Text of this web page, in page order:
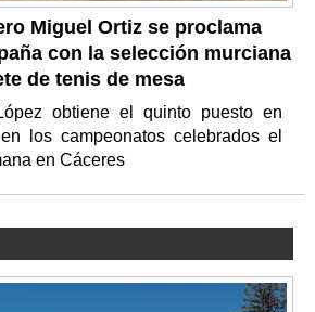
Miguel Ortiz se proclama
con la selección murciana
de tenis de mesa
obtiene el quinto puesto en
los campeonatos celebrados el
en Cáceres